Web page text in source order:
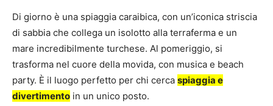
Di giorno è una spiaggia caraibica, con un’iconica striscia
di sabbia che collega un isolotto alla terraferma e un
mare incredibilmente turchese. Al pomeriggio, si
trasforma nel cuore della movida, con musica e beach
party. È il luogo perfetto per chi cerca spiaggia e
divertimento in un unico posto.